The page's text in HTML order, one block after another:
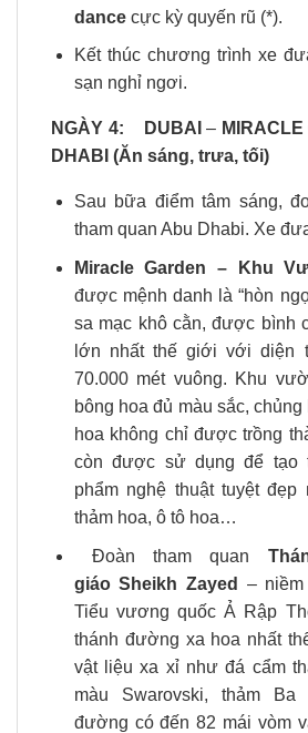
dance cực kỳ quyến rũ (*).
Kết thúc chương trình xe
sạn nghỉ
NGÀY 4: DUBAI – MIRACLE
DHABI (Ăn sáng, trưa, tối)
Sau bữa điểm tâm sáng,
tham quan Abu Dhabi. Xe
Miracle Garden – Khu
được mệnh danh là “hòn
sa mạc khô cằn, được bình
lớn nhất thế giới với diện
70.000 mét vuông. Khu
bông hoa đủ màu sắc,
hoa không chỉ được trồng
còn được sử dụng để tạo
phẩm nghệ thuật tuyệt
thảm hoa, ô tô hoa…
Đoàn tham quan
giáo Sheikh Zayed
–
Tiểu vương quốc Ả Rập
thánh đường xa hoa nhất
vật liệu xa xỉ như đá cẩm
màu Swarovski, thảm
đường có đến 82 mái vòm